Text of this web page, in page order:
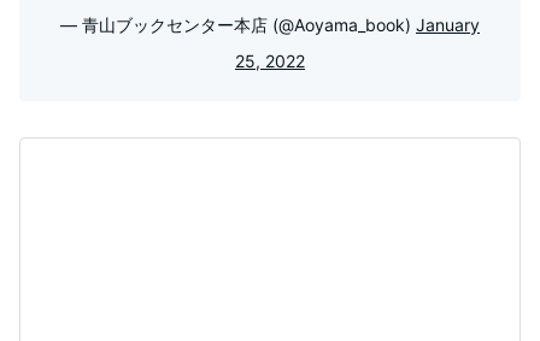
— 青山ブックセンター本店 (@Aoyama_book) January
25, 2022